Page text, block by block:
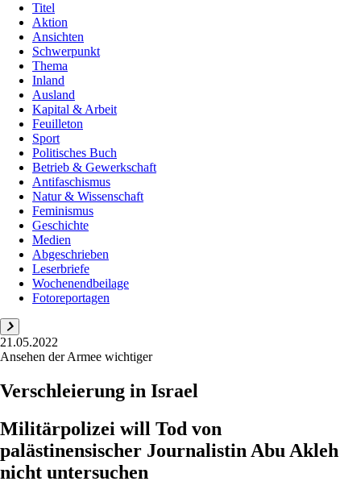
Titel
Aktion
Ansichten
Schwerpunkt
Thema
Inland
Ausland
Kapital & Arbeit
Feuilleton
Sport
Politisches Buch
Betrieb & Gewerkschaft
Antifaschismus
Natur & Wissenschaft
Feminismus
Geschichte
Medien
Abgeschrieben
Leserbriefe
Wochenendbeilage
Fotoreportagen
21.05.2022
Ansehen der Armee wichtiger
Verschleierung in Israel
Militärpolizei will Tod von
palästinensischer Journalistin Abu Akleh
nicht untersuchen